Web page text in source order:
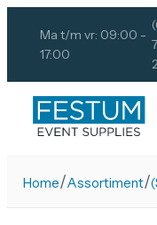
Ma t/m vr: 09:00 -
17:00
Home/Assortiment/